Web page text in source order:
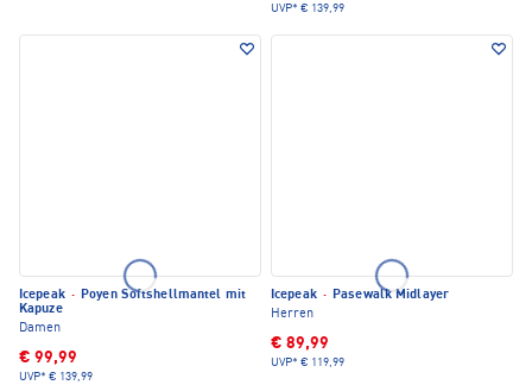
UVP* € 139,99
Icepeak · Poyen Softshellmantel mit
Kapuze
Damen
€ 99,99
UVP* € 139,99
Icepeak · Pasewalk Midlayer
Herren
€ 89,99
UVP* € 119,99